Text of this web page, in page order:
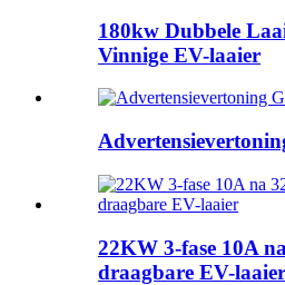
180kw Dubbele
Vinnige EV-laaier
22KW 3-fase 10A
draagbare EV-laaier